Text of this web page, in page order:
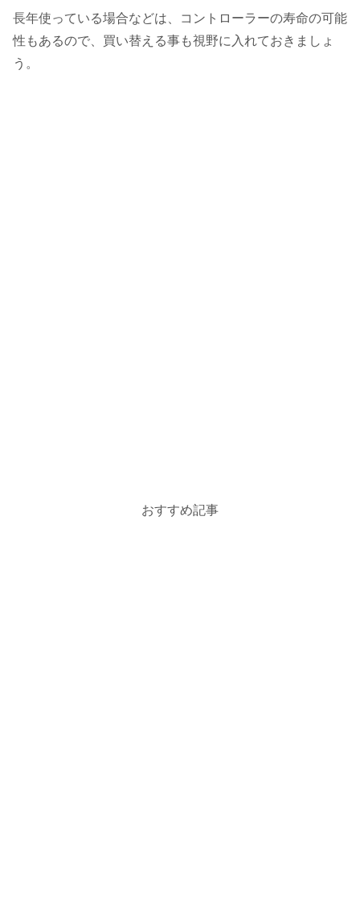
長年使っている場合などは、コントローラーの寿命の可能
性もあるので、買い替える事も視野に入れておきましょ
う。
おすすめ記事